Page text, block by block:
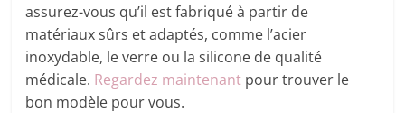
assurez-vous qu’il est fabriqué à partir de
matériaux sûrs et adaptés, comme l’acier
inoxydable, le verre ou la silicone de qualité
médicale. Regardez maintenant pour trouver le
bon modèle pour vous.